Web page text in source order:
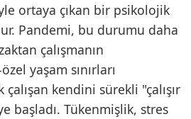
ortaya çıkan bir psikolojik
Pandemi, bu durumu daha
çalışmanın
yaşam sınırları
kendini sürekli "çalışır
başladı. Tükenmişlik, stres